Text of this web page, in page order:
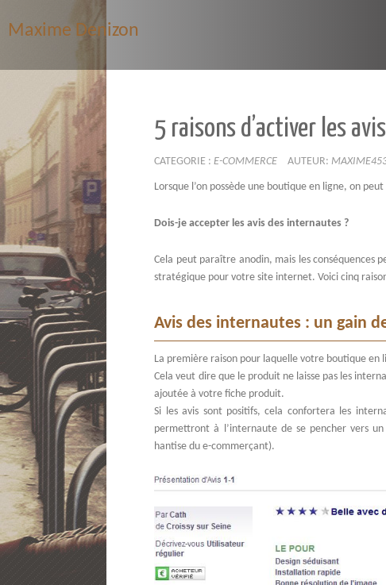
Maxime Denizon
5 raisons d’activer les
CATEGORIE :E-COMMERCE AUTEUR:
Lorsque l’on possède une boutique en ligne, on
Dois-je accepter les avis des internautes ?
Cela peut paraître anodin, mais les
stratégique pour votre site internet. Voici cinq
Avis des internautes : un gain
La première raison pour laquelle votre boutique
Cela veut dire que le produit ne laisse pas les
ajoutée à votre fiche produit.
Si les avis sont positifs, cela confortera les
permettront à l’internaute de se pencher vers
hantise du e-commerçant).